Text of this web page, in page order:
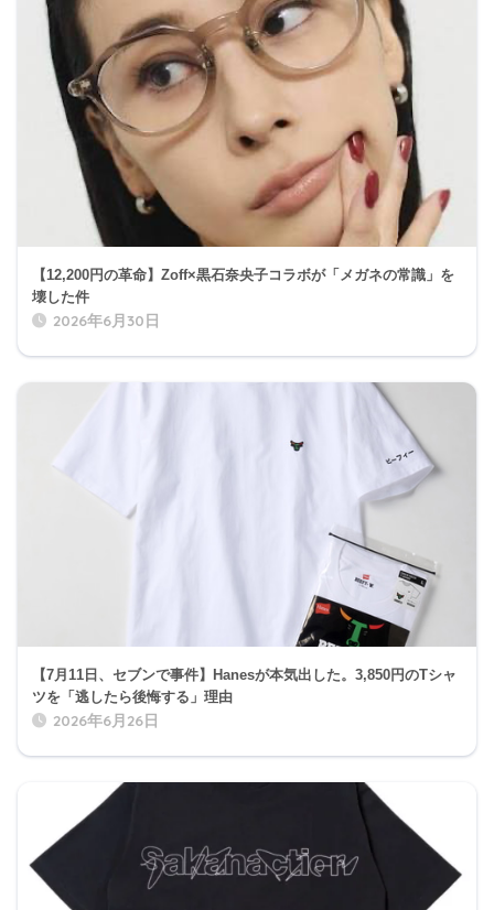
【12,200円の革命】Zoff×黒石奈央子コラボが「メガネの常識」を
壊した件
2026年6月30日
【7月11日、セブンで事件】Hanesが本気出した。3,850円のTシャ
ツを「逃したら後悔する」理由
2026年6月26日